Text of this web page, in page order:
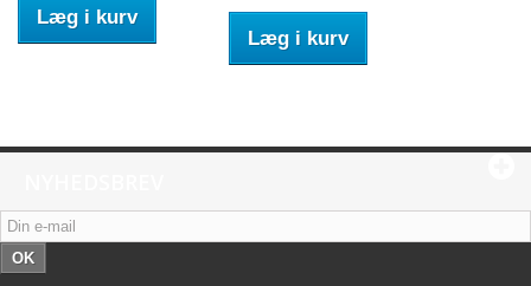
Læg i kurv
Læg i kurv
OK